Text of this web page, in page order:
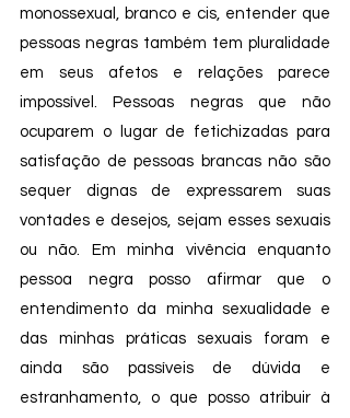
monossexual, branco e cis, entender que
pessoas negras também tem pluralidade
em seus afetos e relações parece
impossível. Pessoas negras que não
ocuparem o lugar de fetichizadas para
satisfação de pessoas brancas não são
sequer dignas de expressarem suas
vontades e desejos, sejam esses sexuais
ou não. Em minha vivência enquanto
pessoa negra posso afirmar que o
entendimento da minha sexualidade e
das minhas práticas sexuais foram e
ainda são passíveis de dúvida e
estranhamento, o que posso atribuir à